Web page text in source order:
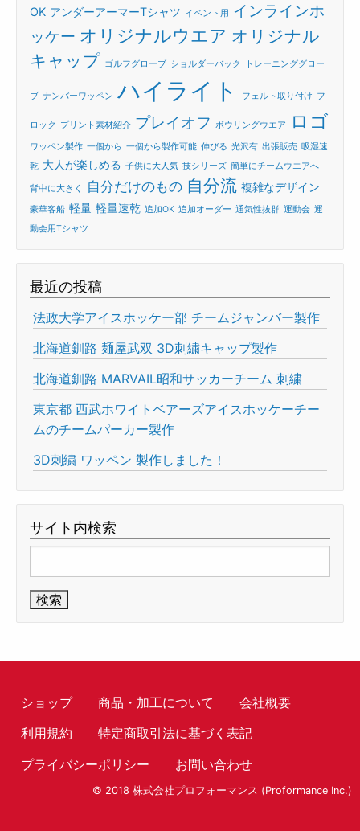
OK アンダーアーマーTシャツ イベント用
インラインホ
ッケー オリジナルウエア オリジナル
キャップ ゴルフグローブ ショルダーバック トレーニンググロー
ブ ナンバーワッペン ハイライト フェルト取り付け フ
ロック プリント素材紹介 プレイオフ ボウリングウエア ロゴ
ワッペン製作 一個から 一個から製作可能 伸びる 光沢有 出張販売 吸湿速
乾 大人が楽しめる 子供に大人気 技シリーズ 簡単にチームウエアへ
背中に大きく 自分だけのもの 自分流 複雑なデザイン
豪華客船 軽量 軽量速乾 追加OK 追加オーダー 通気性抜群 運動会 運
動会用Tシャツ
最近の投稿
法政大学アイスホッケー部 チームジャンバー製作
北海道釧路 麺屋武双 3D刺繍キャップ製作
北海道釧路 MARVAIL昭和サッカーチーム 刺繍
東京都 西武ホワイトベアーズアイスホッケーチー
ムのチームパーカー製作
3D刺繍 ワッペン 製作しました！
サイト内検索
索:
ショップ 商品・加工について
会社概要
利用規約
特定商取引法に基づく表記
プライバシーポリシー
お問い合わせ
© 2018 株式会社プロフォーマンス (Proformance Inc.)